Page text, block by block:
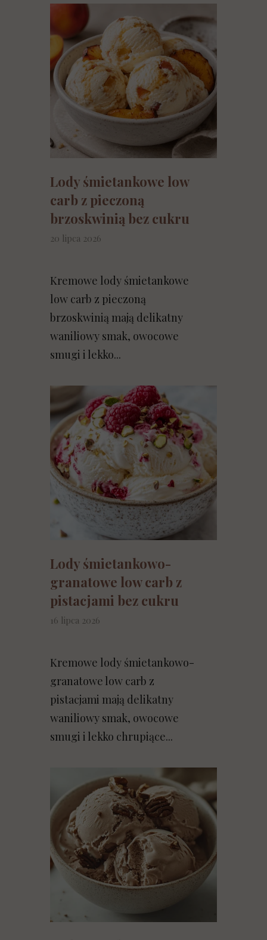
Lody śmietankowe low
carb z pieczoną
brzoskwinią bez cukru
20 lipca 2026
Kremowe lody śmietankowe
low carb z pieczoną
brzoskwinią mają delikatny
waniliowy smak, owocowe
smugi i lekko...
Lody śmietankowo-
granatowe low carb z
pistacjami bez cukru
16 lipca 2026
Kremowe lody śmietankowo-
granatowe low carb z
pistacjami mają delikatny
waniliowy smak, owocowe
smugi i lekko chrupiące...